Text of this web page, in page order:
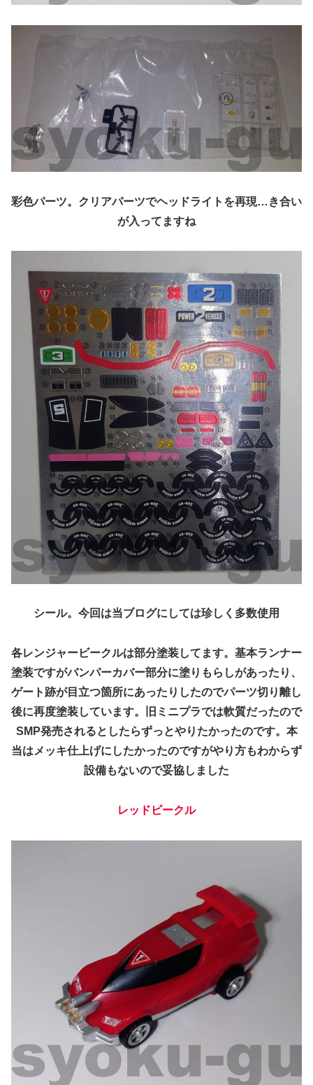
彩色パーツ。クリアパーツでヘッドライトを再現…き合い
が入ってますね
シール。今回は当ブログにしては珍しく多数使用
各レンジャービークルは部分塗装してます。基本ランナー
塗装ですがバンパーカバー部分に塗りもらしがあったり、
ゲート跡が目立つ箇所にあったりしたのでパーツ切り離し
後に再度塗装しています。旧ミニプラでは軟質だったので
SMP発売されるとしたらずっとやりたかったのです。本
当はメッキ仕上げにしたかったのですがやり方もわからず
設備もないので妥協しました
レッド ビークル